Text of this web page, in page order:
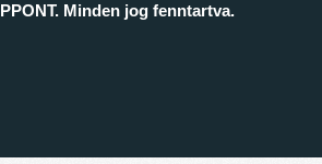
Minden jog fenntartva.